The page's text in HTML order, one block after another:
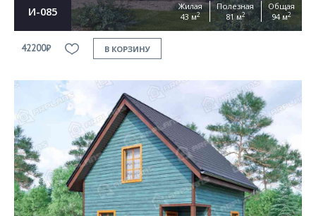
И-085
Жилая
43 м2
Полезная
81 м2
Общая
94 м2
42200₽ В КОРЗИНУ